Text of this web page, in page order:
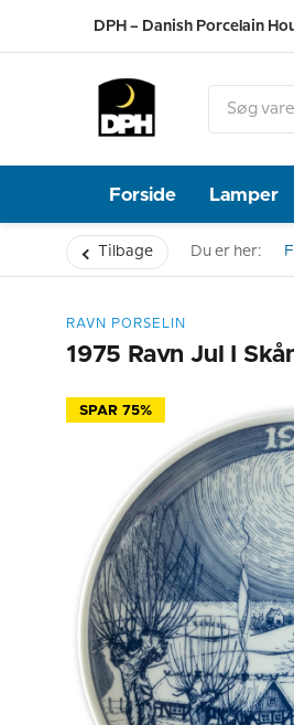
DPH – Danish Porcelain
Forside Lamper
Tilbage Du er her:
RAVN PORSELIN
1975 Ravn Jul I
SPAR 75%